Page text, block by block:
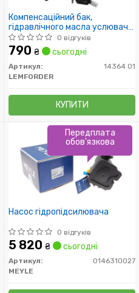
Компенсаційний бак,
гідравлічного масла услювача
керма
0 відгуків
790 ₴ сьогодні
Артикул:
14364 01
LEMFORDER
КУПИТИ
Насос гідропідсилювача
0 відгуків
5 820 ₴ сьогодні
Артикул:
0146310027
MEYLE
Передплата
обов'язкова